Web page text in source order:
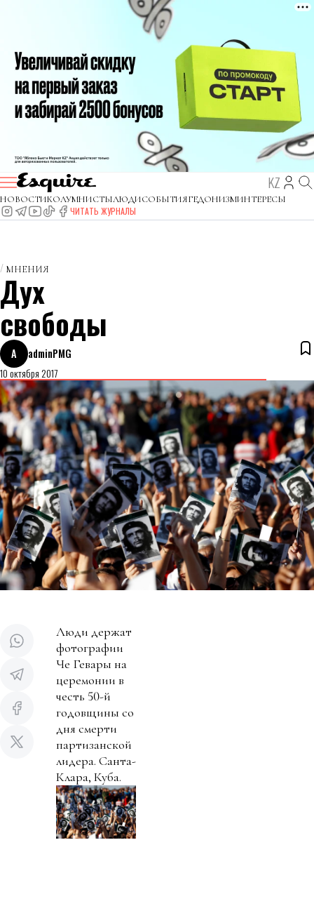
KZ
НОВОСТИКОЛУМНИСТЫЛЮДИСОБЫТИЯГЕДОНИЗМИНТЕРЕСЫ
ЧИТАТЬ ЖУРНАЛЫ
МНЕНИЯ
Дух
свободы
A
adminPMG
10 октября 2017
Люди держат
фотографии
Че Гевары на
церемонии в
честь 50-й
годовщины со
дня смерти
партизанской
лидера. Санта-
Клара, Куба.